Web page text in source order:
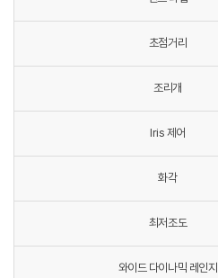
초점거리
조리개
Iris 제어
화각
최저조도
와이드 다이나믹 레인지